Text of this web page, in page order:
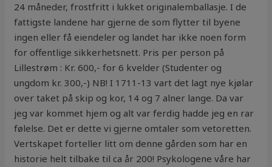
24 måneder, frostfritt i lukket originalemballasje. I de
fattigste landene har gjerne de som flytter til byene
ingen eller få eiendeler og landet har ikke noen form
for offentlige sikkerhetsnett. Pris per person på
Lillestrøm : Kr. 600,- for 6 kvelder (Studenter og
ungdom kr. 300,-) NB! I 1711-13 vart det lagt nye kjølar
over taket på skip og kor, 14 og 7 alner lange. Da var
jeg var kommet hjem og alt var ferdig hadde jeg en rar
følelse. Det er dette vi gjerne omtaler som vetoretten.
Vertskapet forteller litt om denne gården som har en
historie helt tilbake til ca år 200! Psykologene våre har